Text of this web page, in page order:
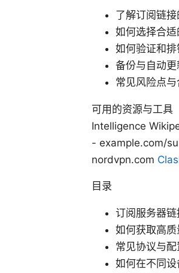
了解订阅链
如何选择合
如何验证和排
备份与自动
常见风险点
可用的资源与工
Intelligence
- example.com/
nordvpn.com
目录
订阅服务器
如何获取高
常见协议与
如何在不同